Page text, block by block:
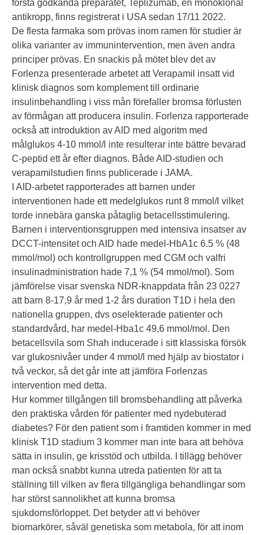
första godkända preparatet, Teplizumab, en monoklonal
antikropp, finns registrerat i USA sedan 17/11 2022.
De flesta farmaka som prövas inom ramen för studier är
olika varianter av immunintervention, men även andra
principer prövas. En snackis på mötet blev det av
Forlenza presenterade arbetet att Verapamil insatt vid
klinisk diagnos som komplement till ordinarie
insulinbehandling i viss mån förefaller bromsa förlusten
av förmågan att producera insulin. Forlenza rapporterade
också att introduktion av AID med algoritm med
målglukos 4-10 mmol/l inte resulterar inte bättre bevarad
C-peptid ett år efter diagnos. Både AID-studien och
verapamilstudien finns publicerade i JAMA.
I AID-arbetet rapporterades att barnen under
interventionen hade ett medelglukos runt 8 mmol/l vilket
torde innebära ganska påtaglig betacellsstimulering.
Barnen i interventionsgruppen med intensiva insatser av
DCCT-intensitet och AID hade medel-HbA1c 6.5 % (48
mmol/mol) och kontrollgruppen med CGM och valfri
insulinadministration hade 7,1 % (54 mmol/mol). Som
jämförelse visar svenska NDR-knappdata från 23 0227
att barn 8-17,9 år med 1-2 års duration T1D i hela den
nationella gruppen, dvs oselekterade patienter och
standardvård, har medel-Hba1c 49,6 mmol/mol. Den
betacellsvila som Shah inducerade i sitt klassiska försök
var glukosnivåer under 4 mmol/l med hjälp av biostator i
två veckor, så det går inte att jämföra Forlenzas
intervention med detta.
Hur kommer tillgången till bromsbehandling att påverka
den praktiska vården för patienter med nydebuterad
diabetes? För den patient som i framtiden kommer in med
klinisk T1D stadium 3 kommer man inte bara att behöva
sätta in insulin, ge krisstöd och utbilda. I tillägg behöver
man också snabbt kunna utreda patienten för att ta
ställning till vilken av flera tillgängliga behandlingar som
har störst sannolikhet att kunna bromsa
sjukdomsförloppet. Det betyder att vi behöver
biomarkörer, såväl genetiska som metabola, för att inom